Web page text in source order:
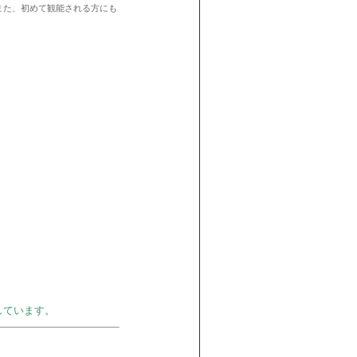
、初めて観能される方にも
います。